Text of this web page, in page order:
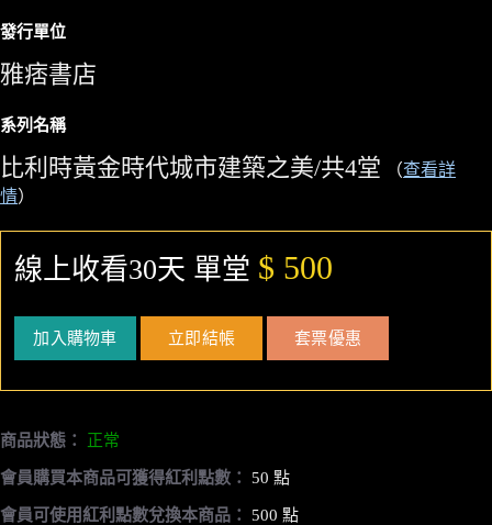
發行單位
雅痞書店
系列名稱
比利時黃金時代城市建築之美/共4堂 （查看詳
情）
線上收看30天 單堂 $ 500
加入購物車 立即結帳 套票優惠
商品狀態： 正常
會員購買本商品可獲得紅利點數： 50 點
會員可使用紅利點數兌換本商品： 500 點